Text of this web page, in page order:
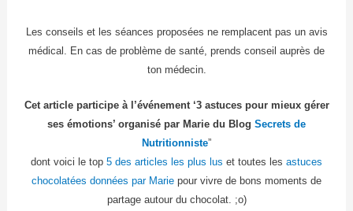
Les conseils et les séances proposées ne remplacent pas un avis
médical. En cas de problème de santé, prends conseil auprès de
ton médecin.
Cet article participe à l’événement ‘3 astuces pour mieux gérer
ses émotions’ organisé par Marie du Blog Secrets de
Nutritionniste”
dont voici le top 5 des articles les plus lus et toutes les astuces
chocolatées données par Marie pour vivre de bons moments de
partage autour du chocolat. ;o)